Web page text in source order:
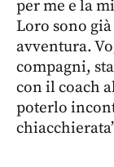
per me e la
Loro sono
avventura.
compagni,
con il coach
poterlo